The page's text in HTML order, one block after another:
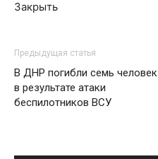
Закрыть
Предыдущая статья
В ДНР погибли семь человек
в результате атаки
беспилотников ВСУ